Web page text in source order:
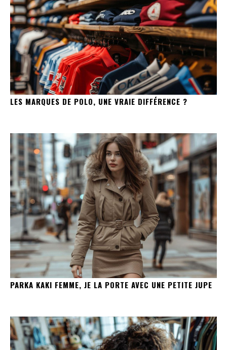
LES MARQUES DE POLO, UNE VRAIE DIFFÉRENCE ?
PARKA KAKI FEMME, JE LA PORTE AVEC UNE PETITE JUPE